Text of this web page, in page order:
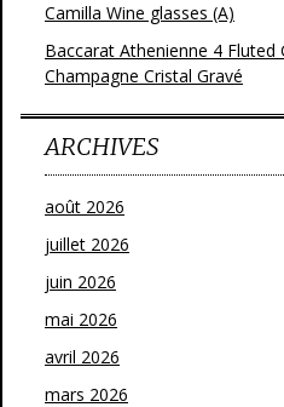
Camilla Wine glasses (A)
Baccarat Athenienne 4 Fluted
Champagne Cristal Gravé
ARCHIVES
août 2026
juillet 2026
juin 2026
mai 2026
avril 2026
mars 2026